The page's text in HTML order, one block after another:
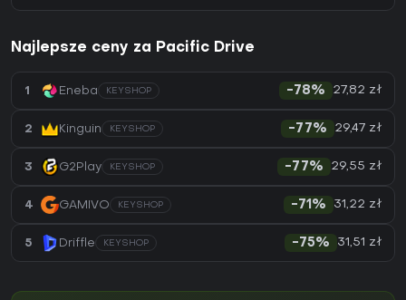
Najlepsze ceny za Pacific Drive
1 Eneba KEYSHOP -78% 27,82 zł
2 Kinguin KEYSHOP -77% 29,47 zł
3 G2Play KEYSHOP -77% 29,55 zł
4 GAMIVO KEYSHOP -71% 31,22 zł
5 Driffle KEYSHOP -75% 31,51 zł